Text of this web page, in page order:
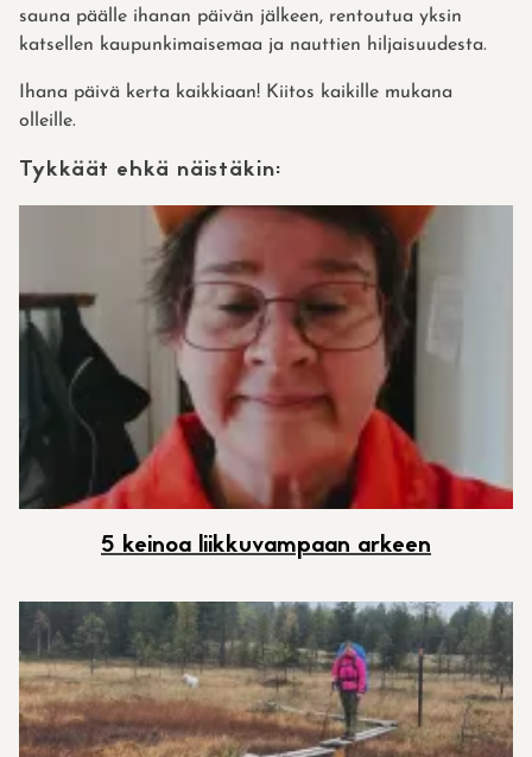
sauna päälle ihanan päivän jälkeen, rentoutua yksin
katsellen kaupunkimaisemaa ja nauttien hiljaisuudesta.
Ihana päivä kerta kaikkiaan! Kiitos kaikille mukana
olleille.
Tykkäät ehkä näistäkin:
5 keinoa liikkuvampaan arkeen